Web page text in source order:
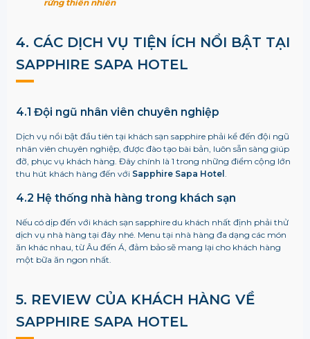
rừng thiên nhiên
4. CÁC DỊCH VỤ TIỆN ÍCH NỔI BẬT TẠI
SAPPHIRE SAPA HOTEL
4.1 Đội ngũ nhân viên chuyên nghiệp
Dịch vụ nổi bật đầu tiên tại khách sạn sapphire phải kể đến đội ngũ
nhân viên chuyên nghiệp, được đào tạo bài bản, luôn sẵn sàng giúp
đỡ, phục vụ khách hàng. Đây chính là 1 trong những điểm cộng lớn
thu hút khách hàng đến với Sapphire Sapa Hotel
4.2 Hệ thống nhà hàng trong khách sạn
Nếu có dịp đến với khách sạn sapphire du khách nhất định phải thử
dịch vụ nhà hàng tại đây nhé. Menu tại nhà hàng đa dạng các món
ăn khác nhau, từ Âu đến Á, đảm bảo sẽ mang lại cho khách hàng
một bữa ăn ngon nhất.
5. REVIEW CỦA KHÁCH HÀNG VỀ
SAPPHIRE SAPA HOTEL